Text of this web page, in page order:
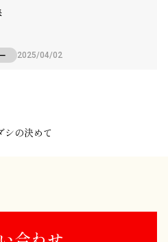
2025/04/02
シの決めて